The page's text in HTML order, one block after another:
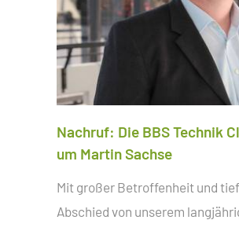
Nachruf: Die BBS Technik
um Martin Sachse
Mit großer Betroffenheit und
Abschied von unserem